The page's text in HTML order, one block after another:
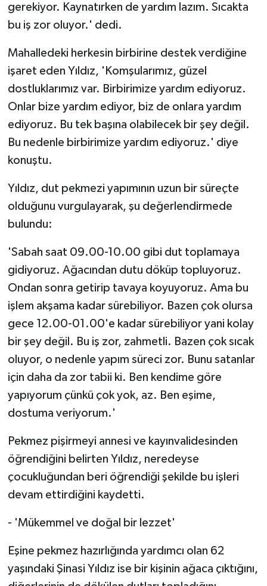
gerekiyor. Kaynatırken de yardım lazım. Sıcakta
bu iş zor oluyor.' dedi.
Mahalledeki herkesin birbirine destek verdiğine
işaret eden Yıldız, 'Komşularımız, güzel
dostluklarımız var. Birbirimize yardım ediyoruz.
Onlar bize yardım ediyor, biz de onlara yardım
ediyoruz. Bu tek başına olabilecek bir şey değil.
Bu nedenle birbirimize yardım ediyoruz.' diye
konuştu.
Yıldız, dut pekmezi yapımının uzun bir süreçte
olduğunu vurgulayarak, şu değerlendirmede
bulundu:
'Sabah saat 09.00-10.00 gibi dut toplamaya
gidiyoruz. Ağacından dutu döküp topluyoruz.
Ondan sonra getirip tavaya koyuyoruz. Ama bu
işlem akşama kadar sürebiliyor. Bazen çok olursa
gece 12.00-01.00'e kadar sürebiliyor yani kolay
bir şey değil. Bu iş zor, zahmetli. Bazen çok sıcak
oluyor, o nedenle yapım süreci zor. Bunu satanlar
için daha da zor tabii ki. Ben kendime göre
yapıyorum çünkü çok yok, az. Ben eşime,
dostuma veriyorum.'
Pekmez pişirmeyi annesi ve kayınvalidesinden
öğrendiğini belirten Yıldız, neredeyse
çocukluğundan beri öğrendiği şekilde bu işleri
devam ettirdiğini kaydetti.
- 'Mükemmel ve doğal bir lezzet'
Eşine pekmez hazırlığında yardımcı olan 62
yaşındaki Şinasi Yıldız ise bir kişinin ağaca çıktığını,